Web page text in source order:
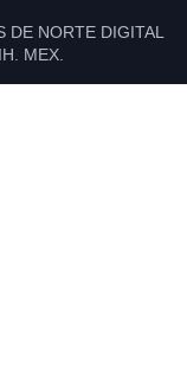
DE NORTE DIGITAL
MEX.